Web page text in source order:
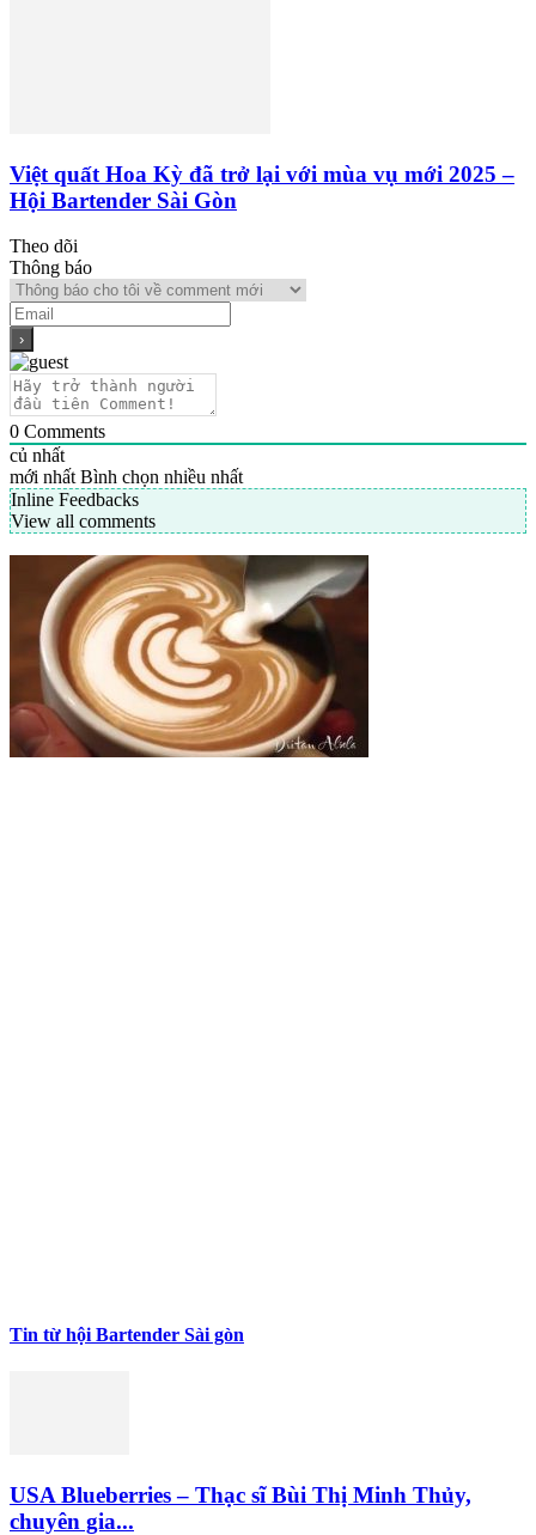
Việt quất Hoa Kỳ đã trở lại với mùa vụ mới 2025 –
Hội Bartender Sài Gòn
Theo dõi
Thông báo
0 Comments
củ nhất
mới nhất Bình chọn nhiều nhất
Inline Feedbacks
View all comments
Tin từ hội Bartender Sài gòn
USA Blueberries – Thạc sĩ Bùi Thị Minh Thủy,
chuyên gia...